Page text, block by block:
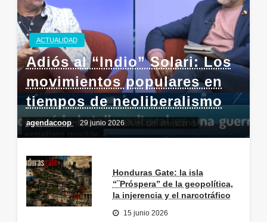
ACTUALIDAD
Adiós al “Indio” Solari: Los
movimientos populares en
tiempos de neoliberalismo
agendacoop 29 junio 2026
Honduras Gate: la isla
“¨Próspera” de la geopolítica,
la injerencia y el narcotráfico
15 junio 2026